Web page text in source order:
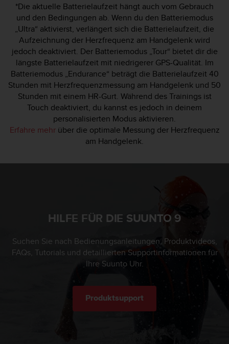
*Die aktuelle Batterielaufzeit hängt auch vom Gebrauch
und den Bedingungen ab. Wenn du den Batteriemodus
„Ultra“ aktivierst, verlängert sich die Batterielaufzeit, die
Aufzeichnung der Herzfrequenz am Handgelenk wird
jedoch deaktiviert. Der Batteriemodus „Tour“ bietet dir die
längste Batterielaufzeit mit niedrigerer GPS-Qualität. Im
Batteriemodus „Endurance“ beträgt die Batterielaufzeit 40
Stunden mit Herzfrequenzmessung am Handgelenk und 50
Stunden mit einem HR-Gurt. Während des Trainings ist
Touch deaktiviert, du kannst es jedoch in deinem
personalisierten Modus aktivieren.
Erfahre mehrüber die optimale Messung der Herzfrequenz
am Handgelenk.
HILFE FÜR DIE SUUNTO 9
Suchen Sie nach Bedienungsanleitungen, Produktvideos,
FAQs, Tutorials und detaillierten Supportinformationen für
Ihre Suunto Uhr.
Produktsupport